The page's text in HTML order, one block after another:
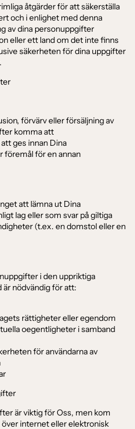
åtgärder för att säkerställa
och i enlighet med denna
av dina personuppgifter
eller ett land om det inte finns
säkerheten för dina uppgifter
förvärv eller försäljning av
komma att
ges innan Dina
föremål för en annan
att lämna ut Dina
lag eller som svar på giltiga
(t.ex. en domstol eller en
i den uppriktiga
är nödvändig för att:
rättigheter eller egendom
oegentligheter i samband
för användarna av
är viktig för Oss, men kom
internet eller elektronisk